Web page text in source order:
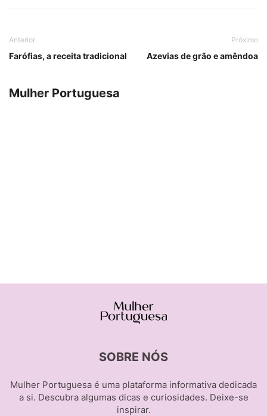
Anterior
Farófias, a receita tradicional
Próximo
Azevias de grão e amêndoa
Mulher Portuguesa
SOBRE NÓS
Mulher Portuguesa é uma plataforma informativa dedicada
a si. Descubra algumas dicas e curiosidades. Deixe-se
inspirar.